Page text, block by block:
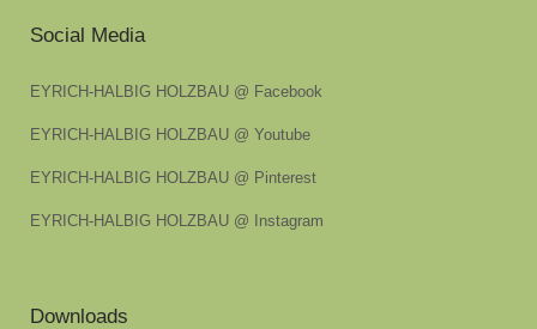
Social Media
EYRICH-HALBIG HOLZBAU @ Facebook
EYRICH-HALBIG HOLZBAU @ Youtube
EYRICH-HALBIG HOLZBAU @ Pinterest
EYRICH-HALBIG HOLZBAU @ Instagram
Downloads